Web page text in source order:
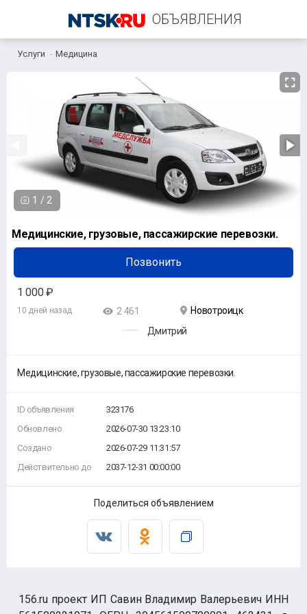
ОБЪЯВЛЕНИЯ
+7 (903) 365-16-64
Услуги Медицина
1 / 2
Медицинские, грузовые, пассажирские перевозки.
Позвонить
1 000 ₽
10 дней назад 2 461
Новотроицк
Дмитрий
Медицинские, грузовые, пассажирские перевозки.
ID объявления
Обновлено
Создано
Действительно до
323176
2026-07-30 13:23:10
2026-07-29 11:31:57
2037-12-31 00:00:00
Поделиться объявлением
156.ru проект ИП Савин Владимир Валерьевич ИНН